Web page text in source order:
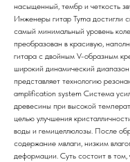
насыщенный, тембр и четкость
Инженеры гитар Tyma достигли
самый минимальный уровень
преобразован в красивую,
гитара с двойным V-образным
широкий динамический
представляет технологию
amplification system Система
древесины при высокой
целью улучшения
воды и гемицеллюлозы. После
содержание мвлаги, низким
деформации. Суть состоит в том,